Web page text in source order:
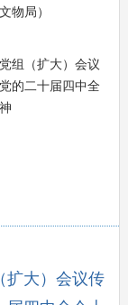
物局）
组（扩大）会议
的二十届四中全
扩大）会议传